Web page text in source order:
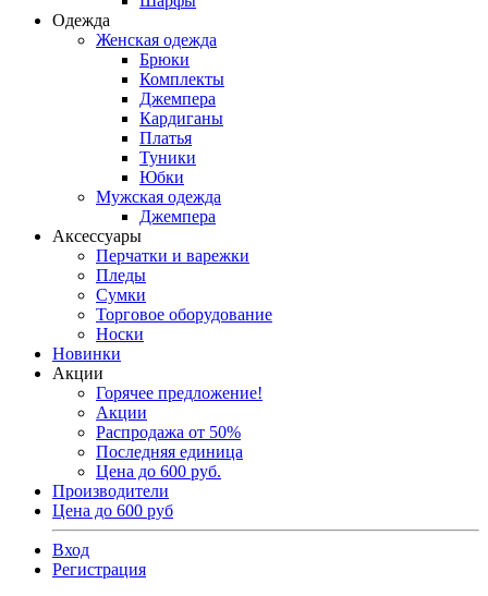
Одежда
Женская одежда
Брюки
Комплекты
Джемпера
Кардиганы
Платья
Туники
Юбки
Мужская одежда
Джемпера
Аксессуары
Перчатки и варежки
Пледы
Сумки
Торговое оборудование
Носки
Новинки
Акции
Горячее предложение!
Акции
Распродажа от 50%
Последняя единица
Цена до 600 руб.
Производители
Цена до 600 руб
Вход
Регистрация